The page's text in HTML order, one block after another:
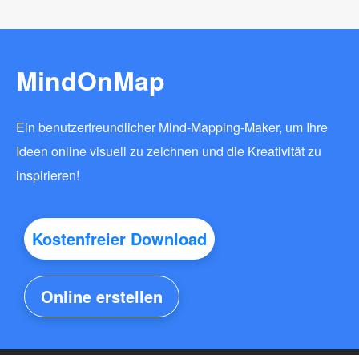
MindOnMap
Ein benutzerfreundlicher Mind-Mapping-Maker, um Ihre
Ideen online visuell zu zeichnen und die Kreativität zu
inspirieren!
Kostenfreier Download
Online erstellen